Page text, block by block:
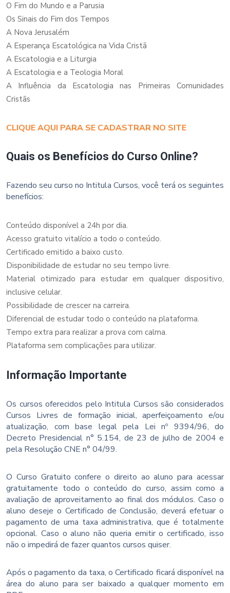
O Fim do Mundo e a Parusia
Os Sinais do Fim dos Tempos
A Nova Jerusalém
A Esperança Escatológica na Vida Cristã
A Escatologia e a Liturgia
A Escatologia e a Teologia Moral
A Influência da Escatologia nas Primeiras Comunidades
Cristãs
CLIQUE AQUI PARA SE CADASTRAR NO SITE
Quais os Benefícios do Curso Online?
Fazendo seu curso no Intitula Cursos, você terá os seguintes
benefícios:
Conteúdo disponível a 24h por dia.
Acesso gratuito vitalício a todo o conteúdo.
Certificado emitido a baixo custo.
Disponibilidade de estudar no seu tempo livre.
Material otimizado para estudar em qualquer dispositivo,
inclusive celular.
Possibilidade de crescer na carreira.
Diferencial de estudar todo o conteúdo na plataforma.
Tempo extra para realizar a prova com calma.
Plataforma sem complicações para utilizar.
Informação Importante
Os cursos oferecidos pelo Intitula Cursos são considerados
Cursos Livres de formação inicial, aperfeiçoamento e/ou
atualização, com base legal pela Lei nº 9394/96, do
Decreto Presidencial n° 5.154, de 23 de julho de 2004 e
pela Resolução CNE n° 04/99.
O Curso Gratuito confere o direito ao aluno para acessar
gratuitamente todo o conteúdo do curso, assim como a
avaliação de aproveitamento ao final dos módulos. Caso o
aluno deseje o Certificado de Conclusão, deverá efetuar o
pagamento de uma taxa administrativa, que é totalmente
opcional. Caso o aluno não queria emitir o certificado, isso
não o impedirá de fazer quantos cursos quiser.
Após o pagamento da taxa, o Certificado ficará disponível na
área do aluno para ser baixado a qualquer momento em